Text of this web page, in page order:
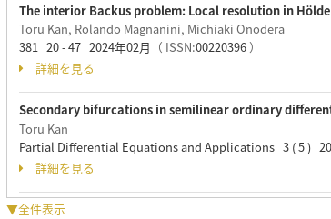
The interior Backus problem: Local resolution in
Toru Kan, Rolando Magnanini, Michiaki Onodera
381 20 - 47 2024年02月 （ ISSN:00220396）
詳細を見る
Secondary bifurcations in semilinear ordinary
Toru Kan
Partial Differential Equations and Applications 3 ( 5 )
詳細を見る
▼全件表示